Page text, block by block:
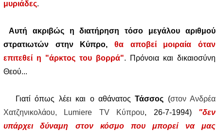
μυριάδες.
Αυτή ακριβώς η διατήρηση τόσο μεγάλου αριθμού
στρατιωτών στην Κύπρο, θα αποβεί μοιραία όταν
επιτεθεί η "άρκτος του βορρά". Πρόνοια και δικαιοσύνη
Θεού...
Γιατί όπως λέει και ο αθάνατοςΤάσσος (στον Ανδρέα
Χατζηνικολάου, Lumiere TV Κύπρου, 26-7-1994) "δεν
υπάρχει δύναμη στον κόσμο που μπορεί να μας